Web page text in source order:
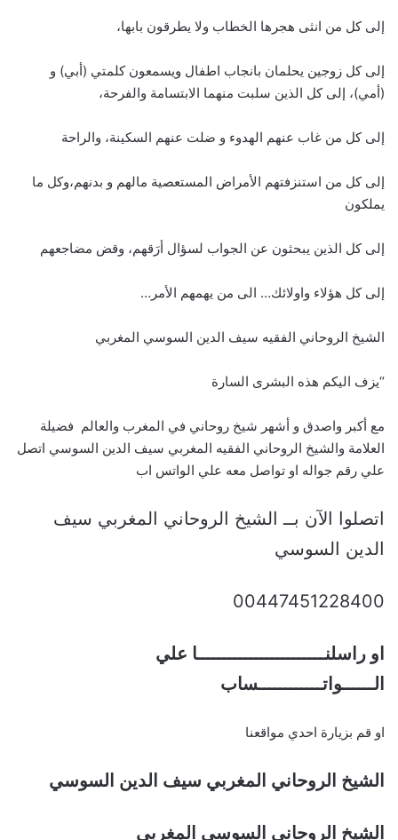
إلى كل من انثى هجرها الخطاب ولا يطرقون بابها،
إلى كل زوجين يحلمان بانجاب اطفال ويسمعون كلمتي (أبي) و
(أمي)، إلى كل الذين سلبت منهما الابتسامة والفرحة،
إلى كل من غاب عنهم الهدوء و ضلت عنهم السكينة، والراحة
إلى كل من استنزفتهم الأمراض المستعصية مالهم و بدنهم،وكل ما
يملكون
إلى كل الذين يبحثون عن الجواب لسؤال أرَقهم، وقض مضاجعهم
إلى كل هؤلاء واولائك… الى من يهمهم الأمر…
الشيخ الروحاني الفقيه سيف الدين السوسي المغربي
“يزف اليكم هذه البشرى السارة
مع أكبر واصدق و أشهر شيخ روحاني في المغرب والعالم فضيلة
العلامة والشيخ الروحاني الفقيه المغربي سيف الدين السوسي اتصل
علي رقم جواله او تواصل معه علي الواتس اب
اتصلوا الآن بــ الشيخ الروحاني المغربي سيف
الدين السوسي
00447451228400
او راسلنــــــــــــــــــــــــا علي
الــــــواتــــــــــــساب
او قم بزيارة احدي مواقعنا
الشيخ الروحاني المغربي سيف الدين السوسي
الشيخ الروحاني السوسي المغربي